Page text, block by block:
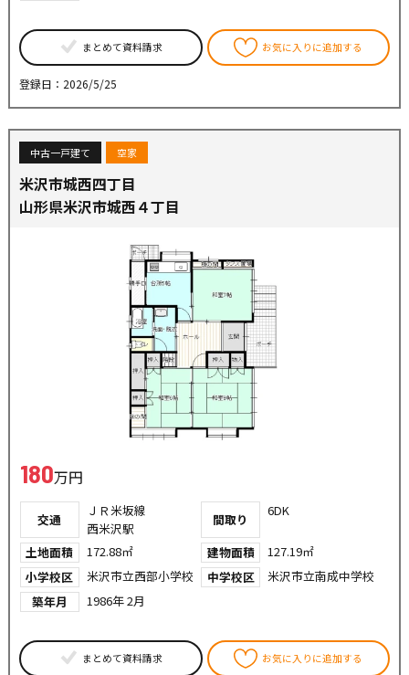
まとめて資料請求 お気に入りに追加する
登録日：2026/5/25
中古一戸建て 空家
米沢市城西四丁目
山形県米沢市城西４丁目
180万円
交通
ＪＲ米坂線
西米沢駅
間取り
6DK
土地面積 172.88㎡ 建物面積
127.19㎡
小学校区
米沢市立西部小学校 中学校区
米沢市立南成中学校
築年月
1986年 2月
まとめて資料請求 お気に入りに追加する